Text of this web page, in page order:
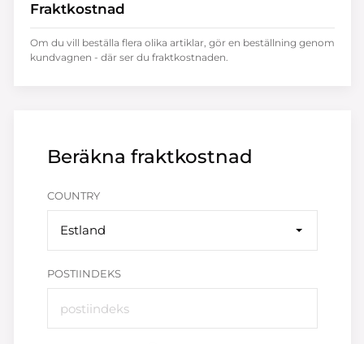
Beräkna fraktkostnad
COUNTRY
Estland
POSTIINDEKS
Fraktkostnad
Om du vill beställa flera olika artiklar, gör en beställning genom
kundvagnen - där ser du fraktkostnaden.